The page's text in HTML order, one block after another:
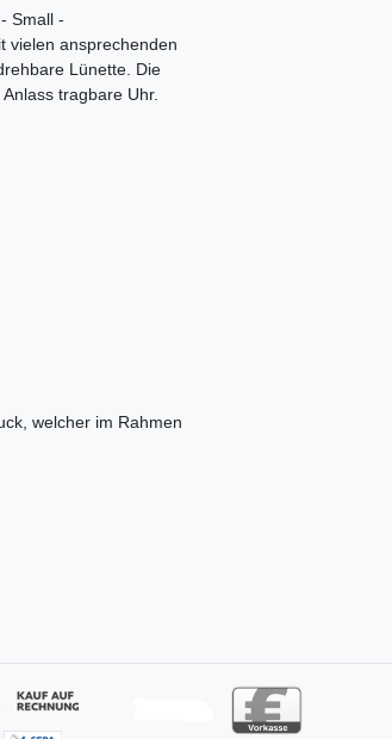
Small -
vielen ansprechenden
Lünette. Die
tragbare Uhr.
welcher im Rahmen